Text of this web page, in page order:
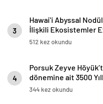
3
Hawaiʻi Abyssal
İlişkili Ekosistemler
512 kez okundu
4
Porsuk Zeyve
dönemine ait 3500
Yapılar
344 kez okundu